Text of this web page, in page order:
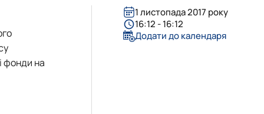
фонди на
1 листопада 2017 року
16:12 - 16:12
Додати до календаря